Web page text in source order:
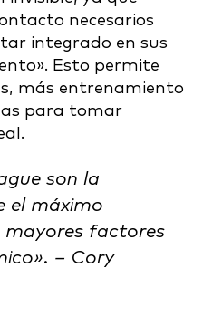
necesarios
integrado en sus
Esto permite
más entrenamiento
para tomar
son la
el máximo
mayores factores
– Cory